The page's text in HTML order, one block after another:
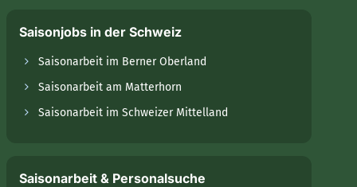
Saisonjobs in der Schweiz
Saisonarbeit im Berner Oberland
Saisonarbeit am Matterhorn
Saisonarbeit im Schweizer Mittelland
Saisonarbeit & Personalsuche